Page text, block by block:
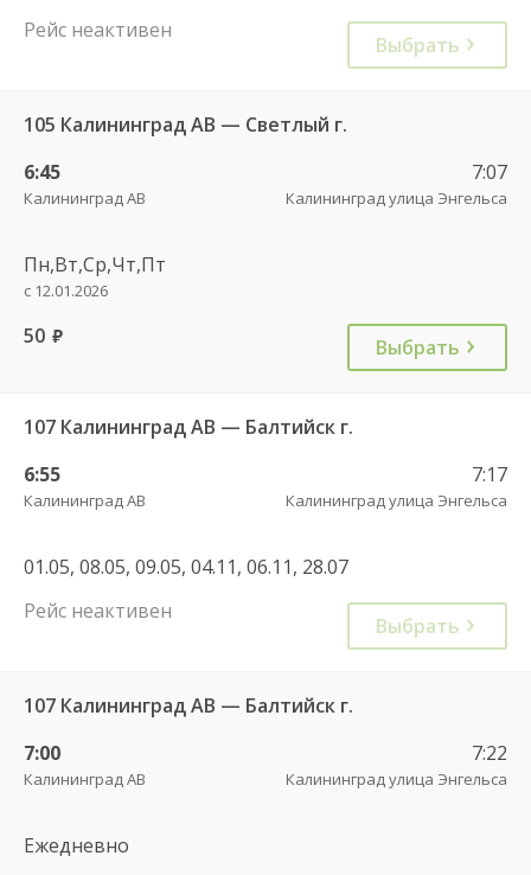
Рейс неактивен
Выбрать
105 Калининград АВ — Светлый г.
6:45
Калининград АВ
7:07
Калининград улица Энгельса
Пн,Вт,Ср,Чт,Пт
с 12.01.2026
50 руб. Выбрать
107 Калининград АВ — Балтийск г.
6:55
Калининград АВ
7:17
Калининград улица Энгельса
01.05, 08.05, 09.05, 04.11, 06.11, 28.07
Рейс неактивен
Выбрать
107 Калининград АВ — Балтийск г.
7:00
Калининград АВ
7:22
Калининград улица Энгельса
Ежедневно